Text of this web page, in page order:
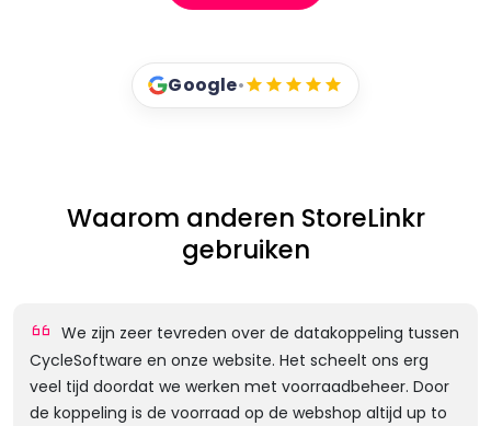
Google•
Waarom anderen StoreLinkr
gebruiken
We zijn zeer tevreden over de datakoppeling tussen
CycleSoftware en onze website. Het scheelt ons erg
veel tijd doordat we werken met voorraadbeheer. Door
de koppeling is de voorraad op de webshop altijd up to